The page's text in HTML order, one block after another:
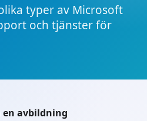
typer av Microsoft
och tjänster för
avbildning